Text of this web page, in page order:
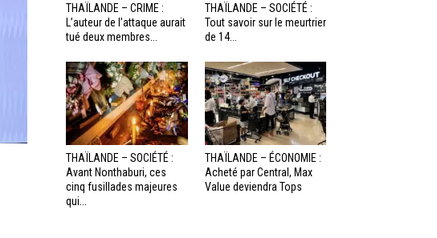
THAÏLANDE – CRIME :
L’auteur de l’attaque aurait
tué deux membres...
THAÏLANDE – SOCIÉTÉ :
Tout savoir sur le meurtrier
de 14...
THAÏLANDE – SOCIÉTÉ :
Avant Nonthaburi, ces
cinq fusillades majeures
qui...
THAÏLANDE – ÉCONOMIE :
Acheté par Central, Max
Value deviendra Tops